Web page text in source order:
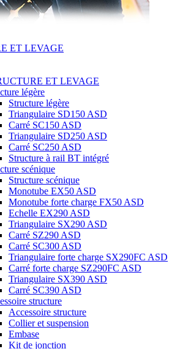
ET LEVAGE
ET LEVAGE
légère
Structure légère
Triangulaire SD150 ASD
Carré SC150 ASD
Triangulaire SD250 ASD
Carré SC250 ASD
Structure à rail BT intégré
scénique
Structure scénique
Monotube EX50 ASD
Monotube forte charge FX50 ASD
Echelle EX290 ASD
Triangulaire SX290 ASD
Carré SZ290 ASD
Carré SC300 ASD
Triangulaire forte charge SX290FC ASD
Carré forte charge SZ290FC ASD
Triangulaire SX390 ASD
Carré SC390 ASD
structure
Accessoire structure
Collier et suspension
Embase
Kit de jonction